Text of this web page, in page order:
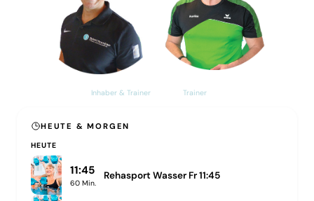
Inhaber & Trainer Trainer
HEUTE & MORGEN
HEUTE
11:45
60 Min.
Rehasport Wasser Fr 11:45